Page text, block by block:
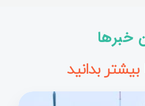
خبرها
بیشتر بدانید